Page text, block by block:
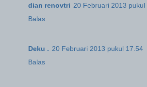
dian renovtri 20 Februari 2013 pukul
Balas
Deku . 20 Februari 2013 pukul 17.54
Balas